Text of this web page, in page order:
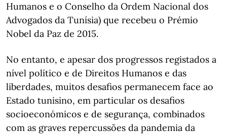
Humanos e o Conselho da Ordem Nacional dos
Advogados da Tunísia) que recebeu o Prémio
Nobel da Paz de 2015.
No entanto, e apesar dos progressos registados a
nível político e de Direitos Humanos e das
liberdades, muitos desafios permanecem face ao
Estado tunisino, em particular os desafios
socioeconómicos e de segurança, combinados
com as graves repercussões da pandemia da